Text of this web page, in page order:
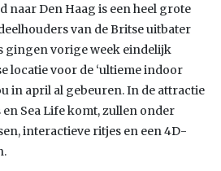
naar Den Haag is een heel grote
van de Britse uitbater
gingen vorige week eindelijk
locatie voor de ‘ultieme indoor
in april al gebeuren. In de attractie
en Sea Life komt, zullen onder
interactieve ritjes en een 4D-